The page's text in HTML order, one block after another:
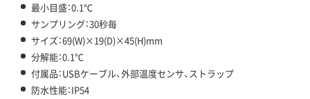
最小目盛：0.1℃
サンプリング：30秒毎
サイズ：69(W)×19(D)×45(H)mm
分解能：0.1℃
付属品：USBケーブル、外部温度センサ、ストラップ
防水性能：IP54